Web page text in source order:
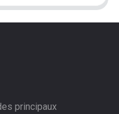
principaux